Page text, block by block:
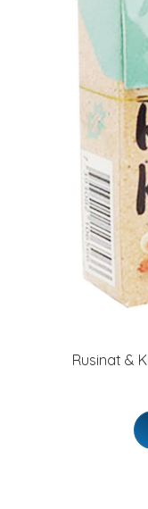
Rusinat &